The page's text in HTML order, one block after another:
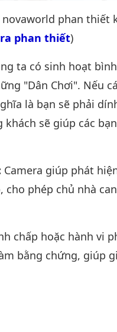
phan thiết
phan thiết)
ta có sinh hoạt
"Dân Chơi". Nếu
là bạn sẽ phải
khách sẽ giúp các
Camera giúp phát
phép chủ nhà
chấp hoặc hành vi
bằng chứng, giúp